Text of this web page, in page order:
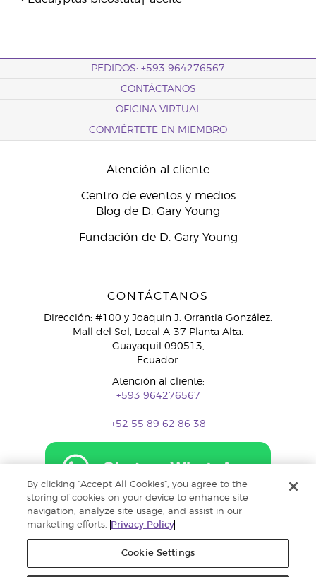
PEDIDOS: +593 964276567
CONTÁCTANOS
OFICINA VIRTUAL
CONVIÉRTETE EN MIEMBRO
Atención al cliente
Centro de eventos y medios
Blog de D. Gary Young
Fundación de D. Gary Young
CONTÁCTANOS
Dirección: #100 y Joaquin J. Orrantia González.
Mall del Sol, Local A-37 Planta Alta.
Guayaquil 090513,
Ecuador.
Atención al cliente:
+593 964276567
+52 55 89 62 86 38
By clicking “Accept All Cookies”, you agree to the
storing of cookies on your device to enhance site
navigation, analyze site usage, and assist in our
marketing efforts.
Privacy Policy
Cookie Settings